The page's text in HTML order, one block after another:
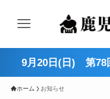
9月20日(日) 第78
ホーム お知らせ